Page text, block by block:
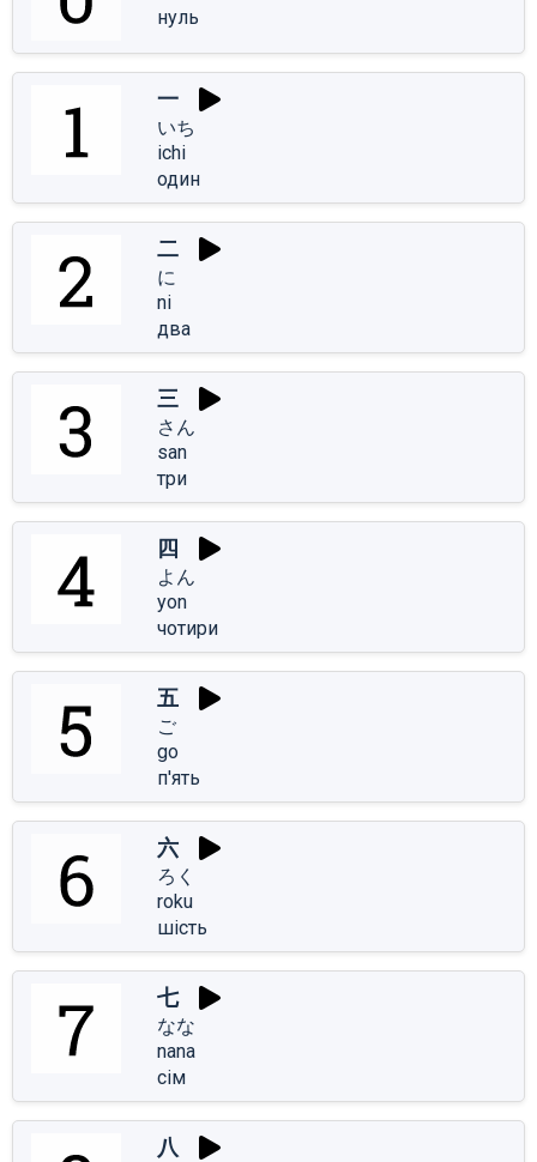
нуль
一
いち
ichi
один
二
に
ni
два
三
さん
san
три
四
よん
yon
чотири
五
ご
go
п'ять
六
ろく
roku
шість
七
なな
nana
сім
八